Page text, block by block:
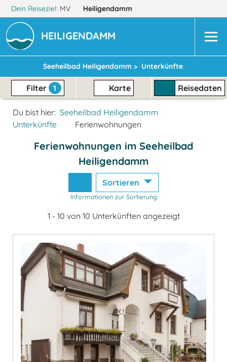
Dein Reiseziel: MV Heiligendamm
HEILIGENDAMM
Seeheilbad Heiligendamm > Unterkünfte
Filter 1 Karte Reisedaten
Du bist hier: Seeheilbad Heiligendamm
Unterkünfte
Ferienwohnungen
Ferienwohnungen im Seeheilbad
Heiligendamm
Sortieren
Informationen zur Sortierung
1 - 10 von 10 Unterkünften angezeigt